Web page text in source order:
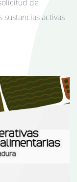
de
activas